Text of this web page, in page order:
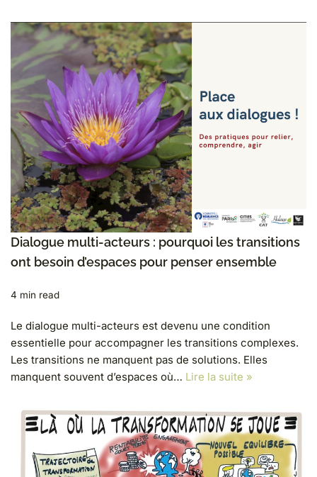
Dialogue multi-acteurs : pourquoi les transitions
ont besoin d’espaces pour penser ensemble
4 min read
Le dialogue multi-acteurs est devenu une condition
essentielle pour accompagner les transitions complexes.
Les transitions ne manquent pas de solutions. Elles
manquent souvent d’espaces où… Lire la suite »